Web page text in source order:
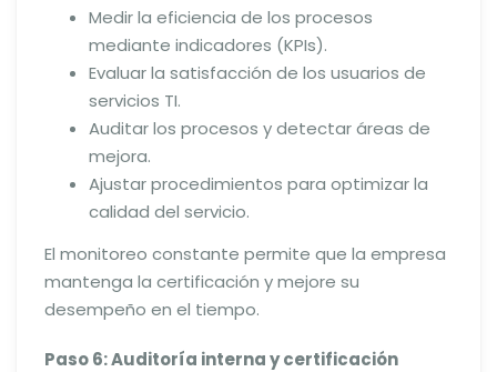
Medir la eficiencia de los procesos
mediante indicadores (KPIs).
Evaluar la satisfacción de los usuarios de
servicios TI.
Auditar los procesos y detectar áreas de
mejora.
Ajustar procedimientos para optimizar la
calidad del servicio.
El monitoreo constante permite que la empresa
mantenga la certificación y mejore su
desempeño en el tiempo.
Paso 6: Auditoría interna y certificación